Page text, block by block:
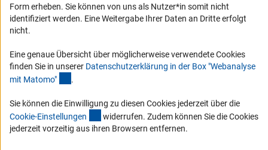
Erhalten Sie Neuigkeiten aus der DFG direkt in Ihr Mailpostfach oder
schauen Sie sich die Ausgaben online an.
Zum Newsletter
Impressum Datenschutz Cookie-Einstellungen
Form erheben. Sie können von uns als Nutzer*in somit nicht
identifiziert werden. Eine Weitergabe Ihrer Daten an Dritte erfolgt
nicht.
Eine genaue Übersicht über möglicherweise verwendete Cookies
finden Sie in unserer Datenschutzerklärung in der Box "Webanalyse
mit Matomo" .
Sie können die Einwilligung zu diesen Cookies jederzeit über die
Cookie-Einstellungen (interner Link)
widerrufen. Zudem können Sie die Cookies
jederzeit vorzeitig aus ihren Browsern entfernen.